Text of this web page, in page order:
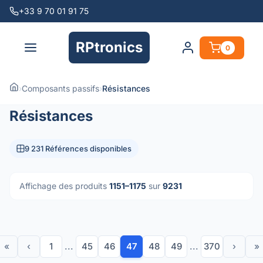
+33 9 70 01 91 75
RPtronics 0
›Composants passifs›Résistances
Résistances
9 231 Références disponibles
Affichage des produits 1151–1175 sur 9231
« ‹ 1 ... 45 46 47 48 49 ... 370 › »